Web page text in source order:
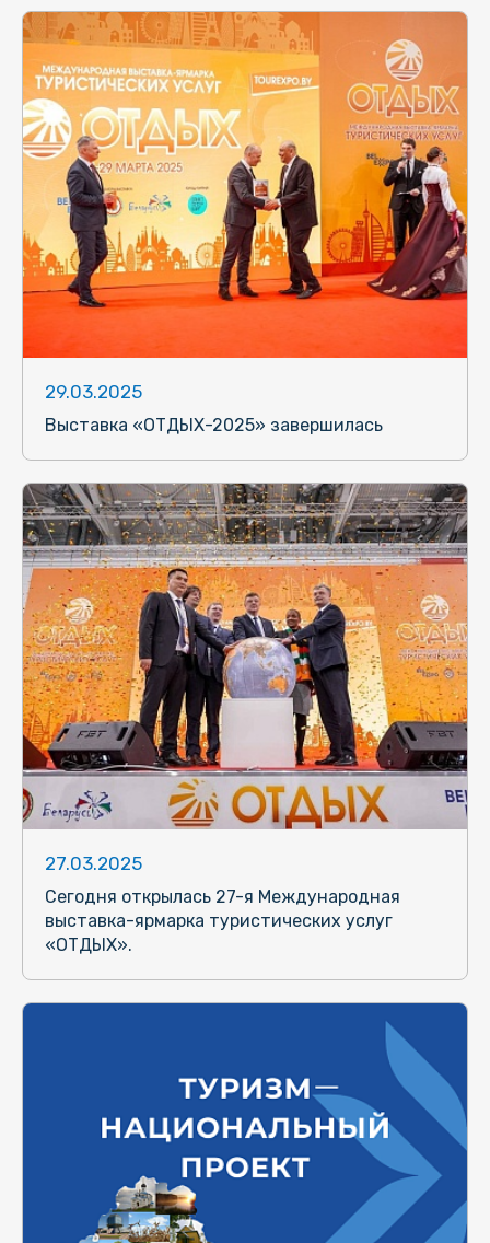
29.03.2025
Выставка «ОТДЫХ-2025» завершилась
27.03.2025
Сегодня открылась 27-я Международная
выставка-ярмарка туристических услуг
«ОТДЫХ».